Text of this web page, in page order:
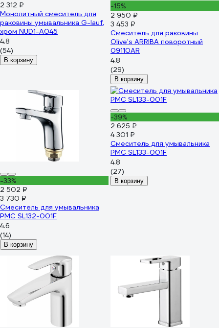
2 312 ₽
Монолитный смеситель для
раковины умывальника G-lauf,
хром NUD1-A045
4.8
(54)
В корзину
-15%
2 950 ₽
3 453 ₽
Смеситель для раковины
Olive's ARRIBA поворотный
09110AR
4.8
(29)
В корзину
-33%
2 502 ₽
3 730 ₽
Смеситель для умывальника
РМС SL132-001F
4.6
(14)
В корзину
-39%
2 625 ₽
4 301 ₽
Смеситель для умывальника
РМС SL133-001F
4.8
(27)
В корзину